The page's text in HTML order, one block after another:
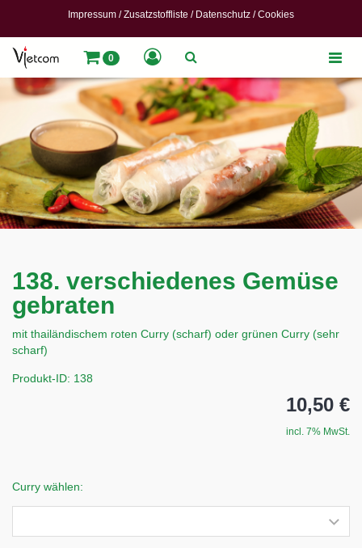
Impressum / Zusatzstoffliste / Datenschutz / Cookies
Toggle
0
138. verschiedenes Gemüse
gebraten
mit thailändischem roten Curry (scharf) oder grünen Curry (sehr
scharf)
Produkt-ID: 138
10,50 €
incl. 7% MwSt.
Curry wählen: